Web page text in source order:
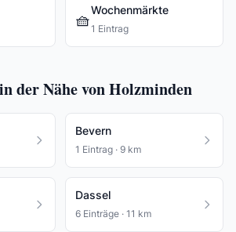
🧺
Wochenmärkte
1 Eintrag
der Nähe von Holzminden
Bevern
1 Eintrag · 9 km
Dassel
6 Einträge · 11 km